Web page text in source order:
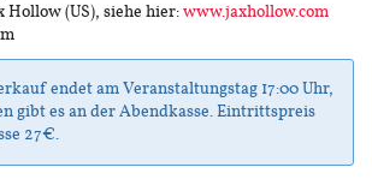
Hollow (US), siehe hier: www.jaxhollow.com
endet am Veranstaltungstag 17:00 Uhr,
gibt es an der Abendkasse. Eintrittspreis
27€.